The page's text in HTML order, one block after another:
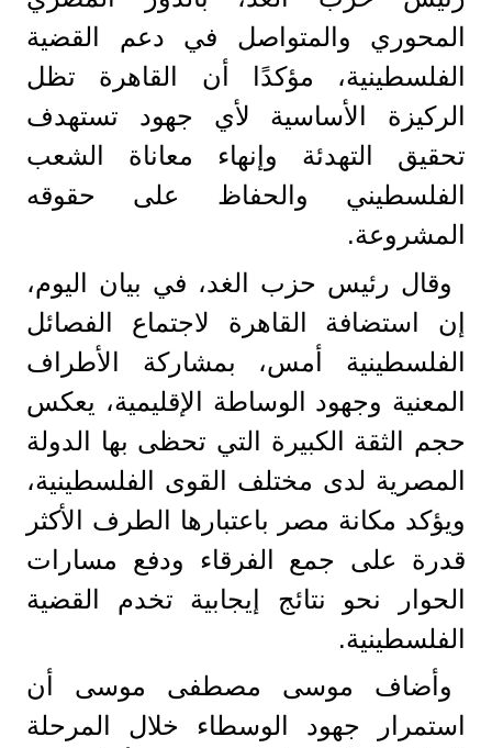
المحوري والمتواصل في دعم القضية
الفلسطينية، مؤكدًا أن القاهرة تظل
الركيزة الأساسية لأي جهود تستهدف
تحقيق التهدئة وإنهاء معاناة الشعب
الفلسطيني والحفاظ على حقوقه
المشروعة.
وقال رئيس حزب الغد، في بيان اليوم،
إن استضافة القاهرة لاجتماع الفصائل
الفلسطينية أمس، بمشاركة الأطراف
المعنية وجهود الوساطة الإقليمية، يعكس
حجم الثقة الكبيرة التي تحظى بها الدولة
المصرية لدى مختلف القوى الفلسطينية،
ويؤكد مكانة مصر باعتبارها الطرف الأكثر
قدرة على جمع الفرقاء ودفع مسارات
الحوار نحو نتائج إيجابية تخدم القضية
الفلسطينية.
وأضاف موسى مصطفى موسى أن
استمرار جهود الوسطاء خلال المرحلة